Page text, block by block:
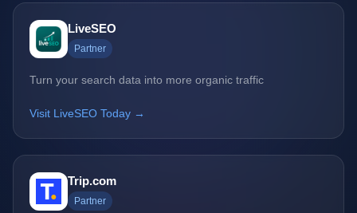
LiveSEO
Partner
Turn your search data into more organic traffic
Visit LiveSEO Today →
Trip.com
Partner